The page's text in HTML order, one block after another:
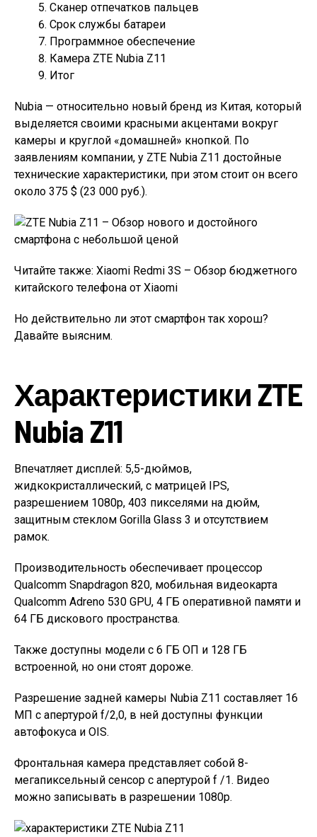
Сканер отпечатков пальцев
Срок службы батареи
Программное обеспечение
Камера ZTE Nubia Z11
Итог
Nubia — относительно новый бренд из Китая, который
выделяется своими красными акцентами вокруг
камеры и круглой «домашней» кнопкой. По
заявлениям компании, у ZTE Nubia Z11 достойные
технические характеристики, при этом стоит он всего
около 375 $ (23 000 руб.).
Читайте также: Xiaomi Redmi 3S – Обзор бюджетного
китайского телефона от Xiaomi
Но действительно ли этот смартфон так хорош?
Давайте выясним.
Характеристики ZTE
Nubia Z11
Впечатляет дисплей: 5,5-дюймов,
жидкокристаллический, с матрицей IPS,
разрешением 1080p, 403 пикселями на дюйм,
защитным стеклом Gorilla Glass 3 и отсутствием
рамок.
Производительность обеспечивает процессор
Qualcomm Snapdragon 820, мобильная видеокарта
Qualcomm Adreno 530 GPU, 4 ГБ оперативной памяти и
64 ГБ дискового пространства.
Также доступны модели с 6 ГБ ОП и 128 ГБ
встроенной, но они стоят дороже.
Разрешение задней камеры Nubia Z11 составляет 16
МП с апертурой f/2,0, в ней доступны функции
автофокуса и OIS.
Фронтальная камера представляет собой 8-
мегапиксельный сенсор с апертурой f /1. Видео
можно записывать в разрешении 1080p.